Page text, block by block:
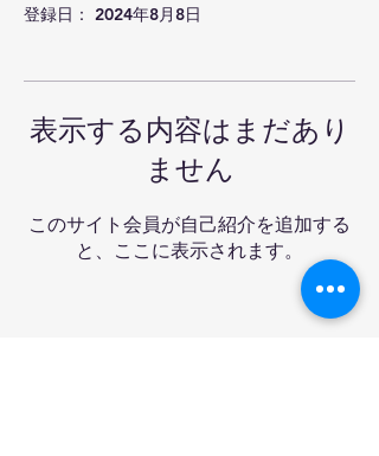
登録日： 2024年8月8日
表示する内容はまだあり
ません
このサイト会員が自己紹介を追加する
と、ここに表示されます。